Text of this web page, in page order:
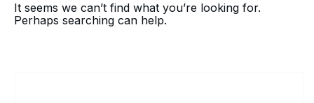
It seems we can’t find what you’re looking for.
Perhaps searching can help.